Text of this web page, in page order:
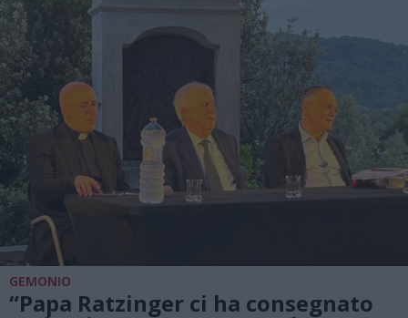
GEMONIO
“Papa Ratzinger ci ha consegnato